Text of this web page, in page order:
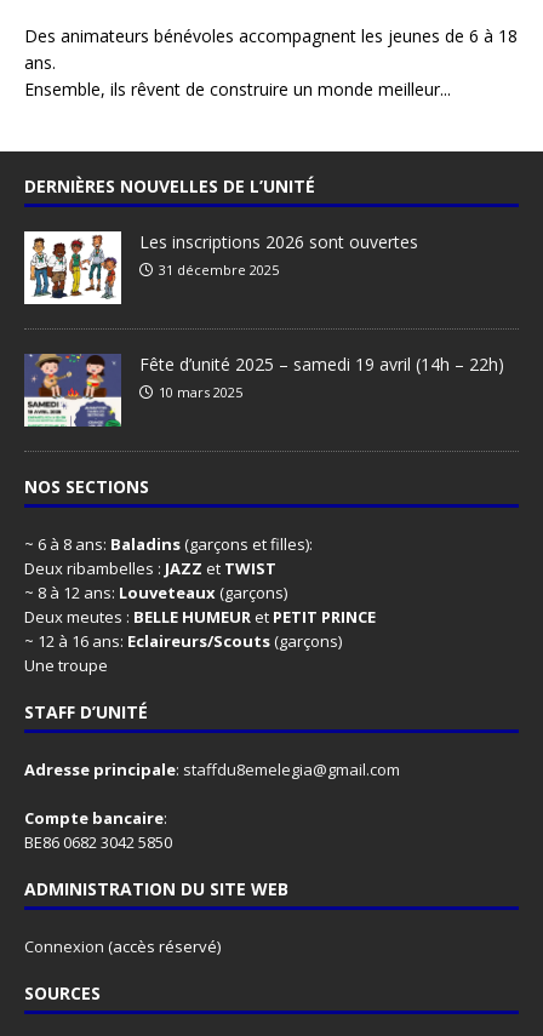
Des animateurs bénévoles accompagnent les jeunes de 6 à 18
ans.
Ensemble, ils rêvent de construire un monde meilleur...
DERNIÈRES NOUVELLES DE L’UNITÉ
Les inscriptions 2026 sont ouvertes
31 décembre 2025
Fête d’unité 2025 – samedi 19 avril (14h – 22h)
10 mars 2025
NOS SECTIONS
~ 6 à 8 ans: Baladins(garçons et filles):
Deux ribambelles : JAZZ et TWIST
~ 8 à 12 ans: Louveteaux(garçons)
Deux meutes : BELLE HUMEURet PETIT PRINCE
~ 12 à 16 ans: Eclaireurs/Scouts(garçons)
Une troupe
STAFF D’UNITÉ
Adresse principale: staffdu8emelegia@gmail.com
Compte bancaire:
BE86 0682 3042 5850
ADMINISTRATION DU SITE WEB
Connexion (accès réservé)
SOURCES